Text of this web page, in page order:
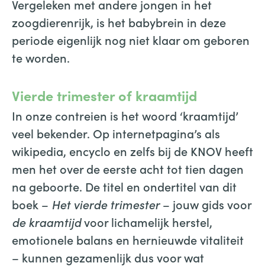
Vergeleken met andere jongen in het
zoogdierenrijk, is het babybrein in deze
periode eigenlijk nog niet klaar om geboren
te worden.
Vierde trimester of kraamtijd
In onze contreien is het woord ‘kraamtijd’
veel bekender. Op internetpagina’s als
wikipedia, encyclo en zelfs bij de KNOV heeft
men het over de eerste acht tot tien dagen
na geboorte. De titel en ondertitel van dit
boek – Het vierde trimester– jouw gids voor
de kraamtijdvoor lichamelijk herstel,
emotionele balans en hernieuwde vitaliteit
– kunnen gezamenlijk dus voor wat